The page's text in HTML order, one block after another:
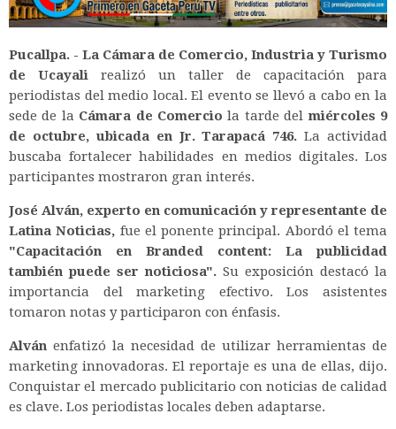
Pucallpa. - La Cámara de Comercio, Industria y Turismo
de Ucayali realizó un taller de capacitación para
periodistas del medio local. El evento se llevó a cabo en la
sede de la Cámara de Comercio la tarde delmiércoles 9
de octubre, ubicada en Jr. Tarapacá 746. La actividad
buscaba fortalecer habilidades en medios digitales. Los
participantes mostraron gran interés.
José Alván, experto en comunicación y representante de
Latina Noticias, fue el ponente principal. Abordó el tema
"Capacitación en Branded content: La publicidad
también puede ser noticiosa". Su exposición destacó la
importancia del marketing efectivo. Los asistentes
tomaron notas y participaron con énfasis.
Alván enfatizó la necesidad de utilizar herramientas de
marketing innovadoras. El reportaje es una de ellas, dijo.
Conquistar el mercado publicitario con noticias de calidad
es clave. Los periodistas locales deben adaptarse.